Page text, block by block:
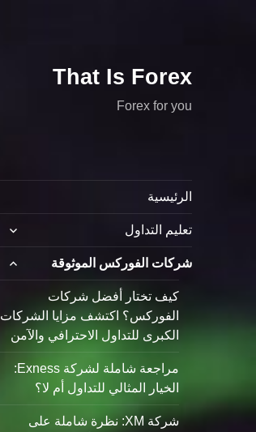
That Is Forex
Forex for you
الرئيسية
تعليم التداول
شركات الفوركس الموثوقة
كيف تختار أفضل شركات
الفوركس؟ اكتشف مزايا الشركات
الكبرى للتداول الاحترافي والآمن
مراجعة شاملة لشركة Exness:
الخيار المثالي للتداول أم لا؟
شركة XM: نظرة شاملة على